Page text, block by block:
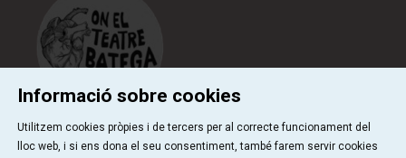
Informació sobre cookies
Utilitzem cookies pròpies i de tercers per al correcte funcionament del
lloc web, i si ens dona el seu consentiment, també farem servir cookies